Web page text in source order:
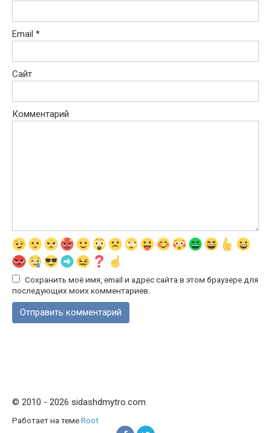
Email *
Сайт
Комментарий
Сохранить моё имя, email и адрес сайта в этом браузере для
последующих моих комментариев.
© 2010 - 2026 sidashdmytro.com
Работает на темеRoot